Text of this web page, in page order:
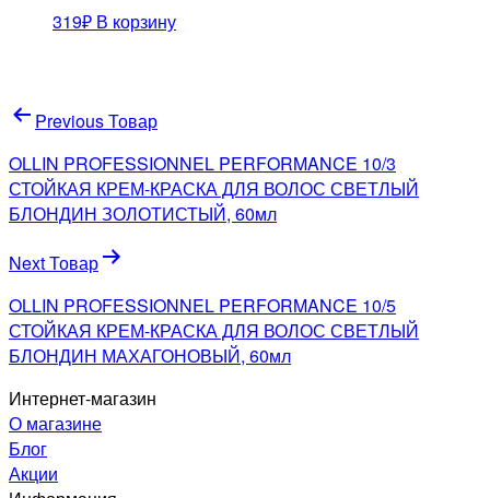
319₽ В корзину
Навигация
по
записям
Previous Товар
OLLIN PROFESSIONNEL PERFORMANCE 10/3
СТОЙКАЯ КРЕМ-КРАСКА ДЛЯ ВОЛОС СВЕТЛЫЙ
БЛОНДИН ЗОЛОТИСТЫЙ, 60мл
Next Товар
OLLIN PROFESSIONNEL PERFORMANCE 10/5
СТОЙКАЯ КРЕМ-КРАСКА ДЛЯ ВОЛОС СВЕТЛЫЙ
БЛОНДИН МАХАГОНОВЫЙ, 60мл
Интернет-магазин
О магазине
Блог
Акции